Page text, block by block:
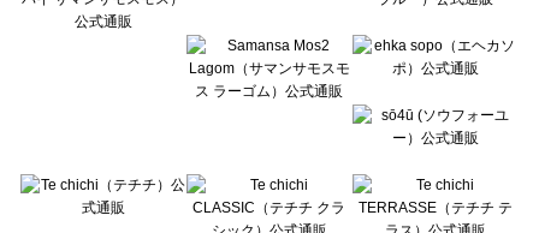
Wpc.（ワールドパーティー）の一覧